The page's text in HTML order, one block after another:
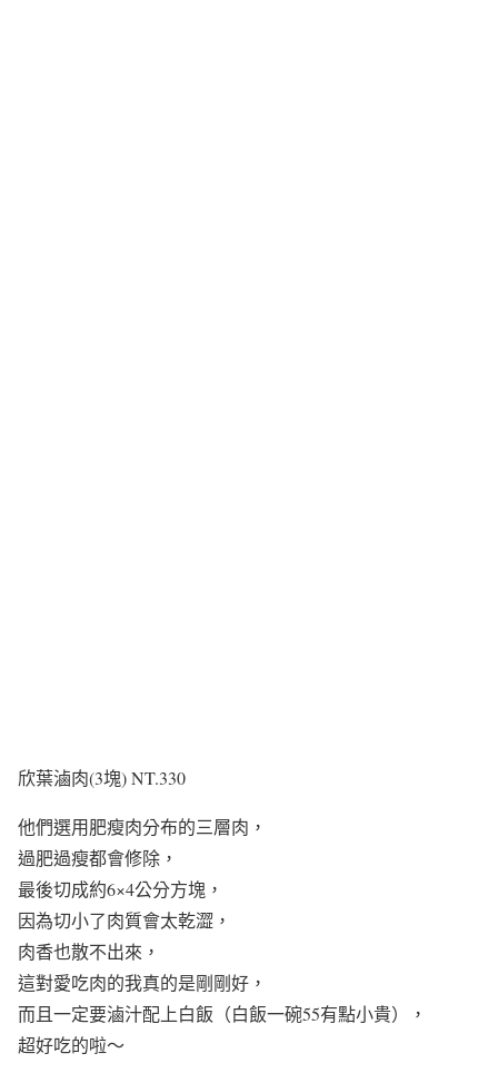
欣葉滷肉(3塊) NT.330
他們選用肥瘦肉分布的三層肉，
過肥過瘦都會修除，
最後切成約6×4公分方塊，
因為切小了肉質會太乾澀，
肉香也散不出來，
這對愛吃肉的我真的是剛剛好，
而且一定要滷汁配上白飯（白飯一碗55有點小貴），
超好吃的啦～